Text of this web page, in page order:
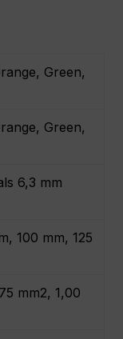
Green,
Green,
6,3 mm
100 mm, 125
mm2, 1,00